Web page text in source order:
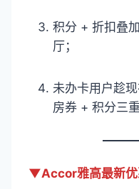
积分 + 折扣叠
厅；​
未办卡用户趁
房券 + 积分三
▼Accor雅高最新